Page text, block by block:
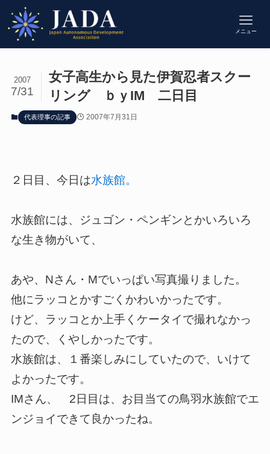
メニュー
女子高生から見た伊賀忍者スクー
リング ｂｙIM 二日目
2007
7/31
代表理事の記事 2007年7月31日
２日目、今日は水族館。
水族館には、ジュゴン・ペンギンとかいろいろ
な生き物がいて、
あや、Nさん・Mでいっぱい写真撮りました。
他にラッコとかすごくかわいかったです。
けど、ラッコとか上手くケータイで撮れなかっ
たので、くやしかったです。
水族館は、１番楽しみにしていたので、いけて
よかったです。
IMさん、 2日目は、お目当ての鳥羽水族館でエ
ンジョイできて良かったね。